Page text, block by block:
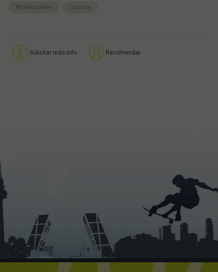
Protecciones Cascos
Solicitar más info Recomendar